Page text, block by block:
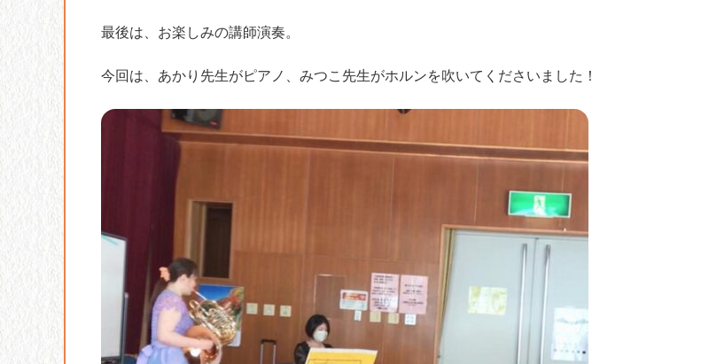
最後は、お楽しみの講師演奏。
今回は、あかり先生がピアノ、みつこ先生がホルンを吹いてくださいました！